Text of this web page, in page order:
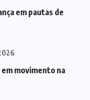
em pautas de
em movimento na